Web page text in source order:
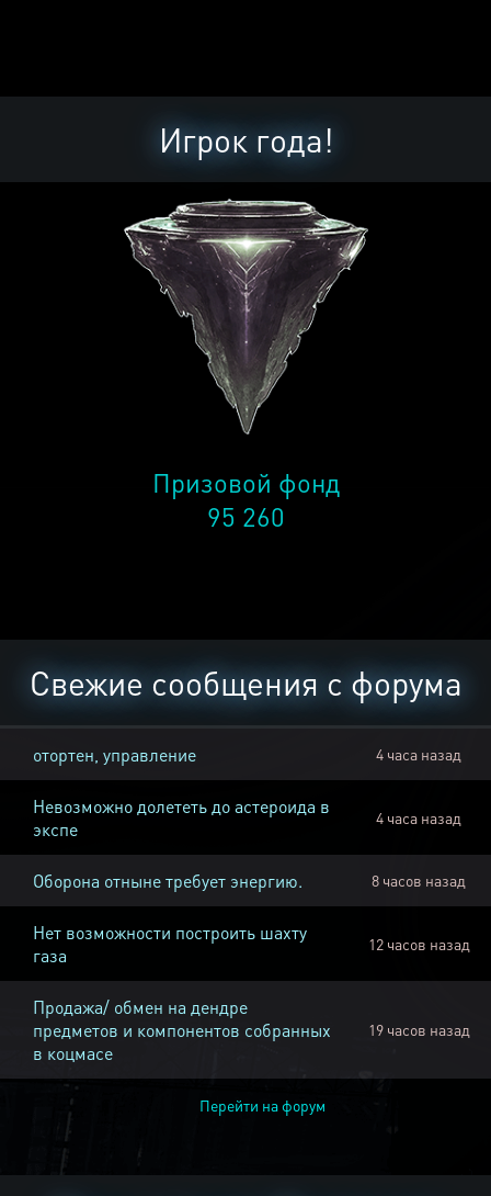
Игрок года!
Призовой фонд
95 260
Свежие сообщения с форума
отортен, управление 4 часа назад
Невозможно долететь до астероида в
экспе
4 часа назад
Оборона отныне требует энергию. 8 часов назад
Нет возможности построить шахту
газа
12 часов назад
Продажа/ обмен на дендре
предметов и компонентов собранных
в коцмасе
19 часов назад
Перейти на форум